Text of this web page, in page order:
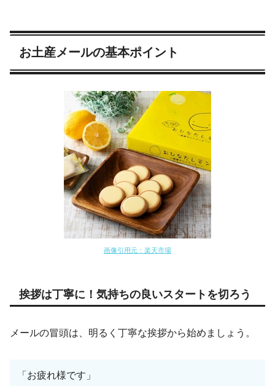
お土産メールの基本ポイント
画像引用元：楽天市場
挨拶は丁寧に！気持ちの良いスタートを切ろう
メールの冒頭は、明るく丁寧な挨拶から始めましょう。
「お疲れ様です」